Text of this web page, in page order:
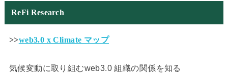
ReFi Research
>>web3.0 x Climate マップ
気候変動に取り組むweb3.0 組織の関係を知る